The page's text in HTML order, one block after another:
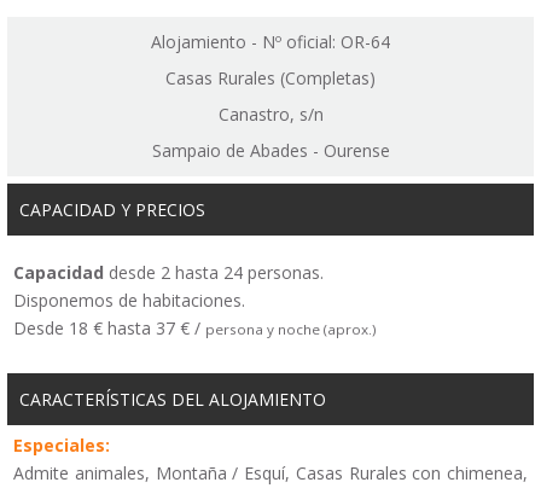
Alojamiento - Nº oficial: OR-64
Casas Rurales (Completas)
Canastro, s/n
Sampaio de Abades - Ourense
CAPACIDAD Y PRECIOS
Capacidad desde 2 hasta 24 personas.
Disponemos de habitaciones.
Desde 18 € hasta 37 € / persona y noche (aprox.)
CARACTERÍSTICAS DEL ALOJAMIENTO
Especiales:
Admite animales, Montaña / Esquí, Casas Rurales con chimenea,